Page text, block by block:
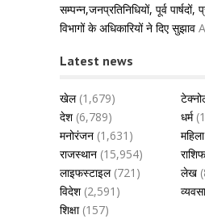
सम्पन्न,जनप्रतिनिधियों, पूर्व पार्षदों,
विभागों के अधिकारियों ने दिए सुझाव
Latest news
खेल(1,679)
देश(6,789) धर्म
मनोरंजन (1,631)
राजस्थान (15,954)
लाइफस्टाइल(721) लेख
विदेश(2,591)
शिक्षा(157)